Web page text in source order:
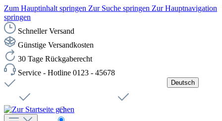
Zum Hauptinhalt springen Zur Suche springen Zur Hauptnavigation
springen
Schneller Versand
Günstige Versandkosten
30 Tage Rückgaberecht
Service - Hotline 0123 - 45678
Deutsch
Čeština